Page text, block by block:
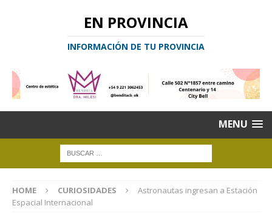
EN PROVINCIA
INFORMACIÓN DE TU PROVINCIA
MENU
HOME CURIOSIDADES
Astronautas ingresan a Estación
Espacial Internacional